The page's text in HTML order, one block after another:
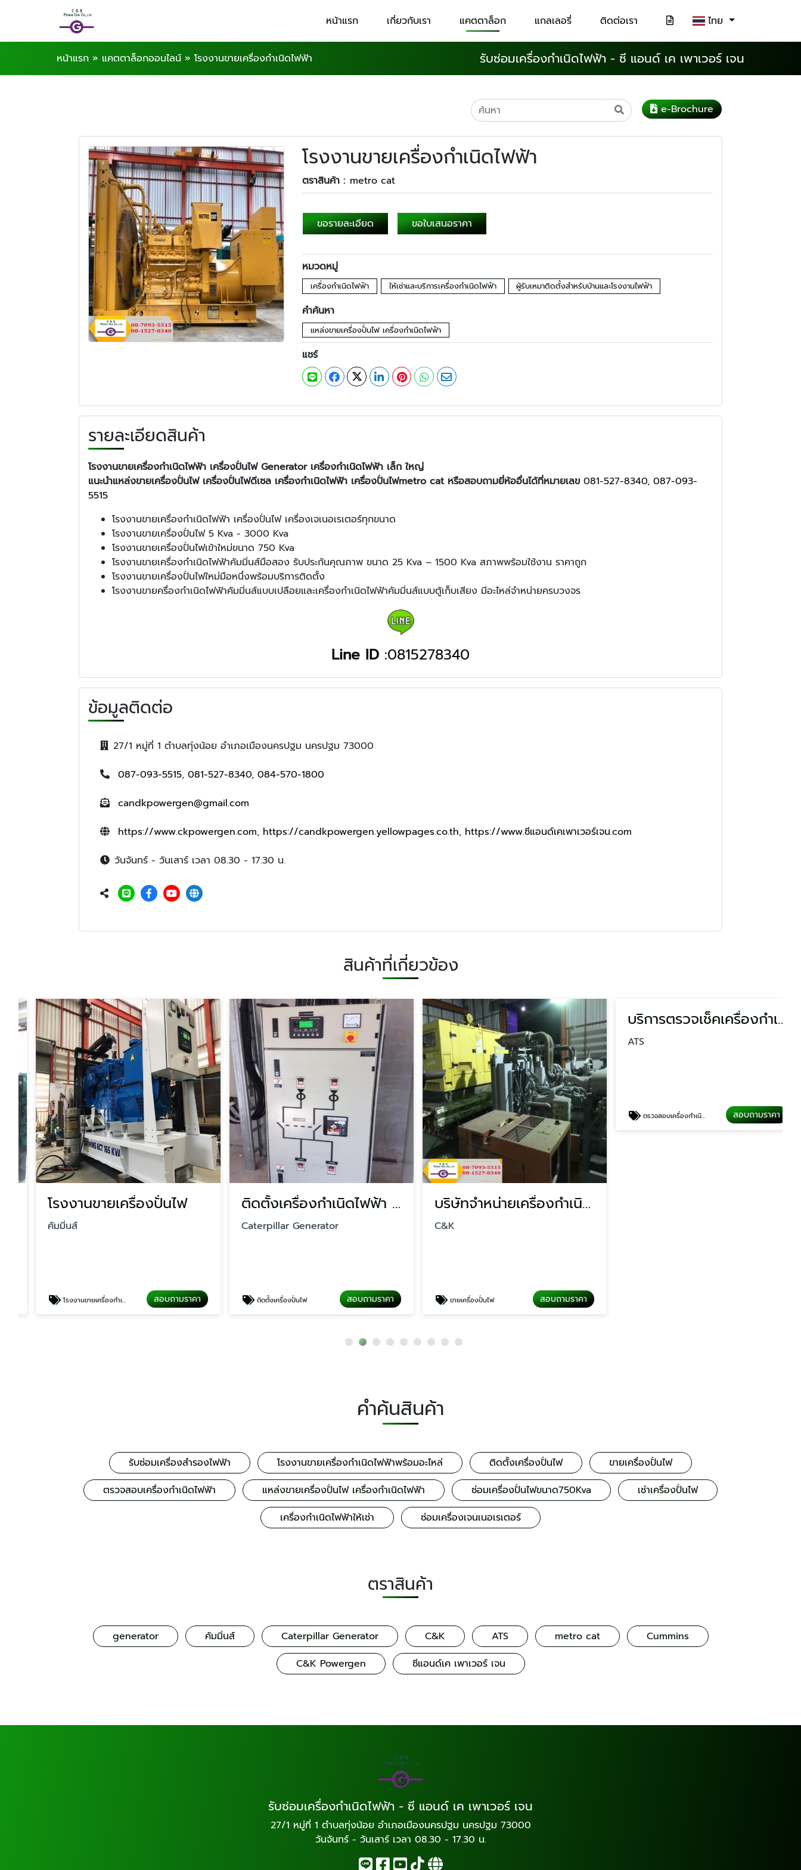
หน้าแรก เกี่ยวกับเรา แคตตาล็อก แกลเลอรี่ ติดต่อเรา ไทย
หน้าแรก » แคตตาล็อกออนไลน์ » โรงงานขายเครื่องกำเนิดไฟฟ้า รับซ่อมเครื่องกำเนิดไฟฟ้า - ซี แอนด์ เค เพาเวอร์ เจน
e-Brochure
โรงงานขายเครื่องกำเนิดไฟฟ้า
ตราสินค้า : metro cat
ขอรายละเอียด ขอใบเสนอราคา
หมวดหมู่
เครื่องกำเนิดไฟฟ้า ให้เช่าและบริการเครื่องกำเนิดไฟฟ้า ผู้รับเหมาติดตั้งสำหรับบ้านและโรงงานไฟฟ้า
คำค้นหา
แหล่งขายเครื่องปั่นไฟ เครื่องกำเนิดไฟฟ้า
แชร์
รายละเอียดสินค้า
โรงงานขายเครื่องกำเนิดไฟฟ้า เครื่องปั่นไฟ Generator เครื่องกำเนิดไฟฟ้า เล็ก ใหญ่
แนะนำแหล่งขายเครื่องปั่นไฟ เครื่องปั่นไฟดีเซล เครื่องกำเนิดไฟฟ้า เครื่องปั่นไฟmetro cat หรือสอบถามยี่ห้ออื่นได้ที่หมายเลข 081-527-8340, 087-093-
5515
โรงงานขายเครื่องกำเนิดไฟฟ้า เครื่องปั่นไฟ เครื่องเจเนอเรเตอร์ทุกขนาด
โรงงานขายเครื่องปั่นไฟ 5 Kva - 3000 Kva
โรงงานขายเครื่องปั่นไฟเข้าใหม่ขนาด 750 Kva
โรงงานขายเครื่องกำเนิดไฟฟ้าคัมมิ่นส์มือสอง รับประกันคุณภาพ ขนาด 25 Kva – 1500 Kva สภาพพร้อมใช้งาน ราคาถูก
โรงงานขายเครื่องปั่นไฟใหม่มือหนึ่งพร้อมบริการติดตั้ง
โรงงานขายครื่องกำเนิดไฟฟ้าคัมมิ่นส์แบบเปลือยและเครื่องกำเนิดไฟฟ้าคัมมิ่นส์แบบตู้เก็บเสียง มีอะไหล่จำหน่ายครบวงจร
Line ID :0815278340
ข้อมูลติดต่อ
27/1 หมู่ที่ 1 ตำบลทุ่งน้อย อำเภอเมืองนครปฐม นครปฐม 73000
087-093-5515, 081-527-8340, 084-570-1800
candkpowergen@gmail.com
https://www.ckpowergen.com, https://candkpowergen.yellowpages.co.th, https://www.ซีแอนด์เคเพาเวอร์เจน.com
วันจันทร์ - วันเสาร์ เวลา 08.30 - 17.30 น.
สินค้าที่เกี่ยวข้อง
โรงงานขายเครื่องปั่นไฟ
คัมมิ่นส์
โรงงานขายเครื่องกำเนิดไฟฟ้าพร้อมอะไหล่ สอบถามราคา
ติดตั้งเครื่องกำเนิดไฟฟ้า นครปฐม
Caterpillar Generator
ติดตั้งเครื่องปั่นไฟ สอบถามราคา
บริษัทจำหน่ายเครื่องกำเนิดไฟฟ้า
C&K
ขายเครื่องปั่นไฟ สอบถามราคา
คำค้นสินค้า
รับซ่อมเครื่องสำรองไฟฟ้า โรงงานขายเครื่องกำเนิดไฟฟ้าพร้อมอะไหล่ ติดตั้งเครื่องปั่นไฟ
ขายเครื่องปั่นไฟ
ตรวจสอบเครื่องกำเนิดไฟฟ้า
แหล่งขายเครื่องปั่นไฟ เครื่องกำเนิดไฟฟ้า ซ่อมเครื่องปั่นไฟขนาด750Kva
เช่าเครื่องปั่นไฟ
เครื่องกำเนิดไฟฟ้าให้เช่า
ซ่อมเครื่องเจนเนอเรเตอร์
ตราสินค้า
generator คัมมิ่นส์ Caterpillar Generator C&K ATS metro cat
Cummins
C&K Powergen
ซีแอนด์เค เพาเวอร์ เจน
รับซ่อมเครื่องกำเนิดไฟฟ้า - ซี แอนด์ เค เพาเวอร์ เจน
27/1 หมู่ที่ 1 ตำบลทุ่งน้อย อำเภอเมืองนครปฐม นครปฐม 73000
วันจันทร์ - วันเสาร์ เวลา 08.30 - 17.30 น.